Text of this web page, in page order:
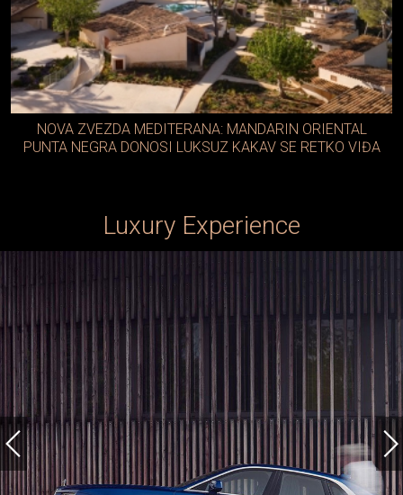
NOVA ZVEZDA MEDITERANA: MANDARIN ORIENTAL
PUNTA NEGRA DONOSI LUKSUZ KAKAV SE RETKO VIĐA
Luxury Experience